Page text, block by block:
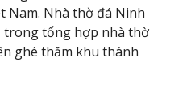
Nam. Nhà thờ đá Ninh
trong tổng hợp nhà thờ
ghé thăm khu thánh